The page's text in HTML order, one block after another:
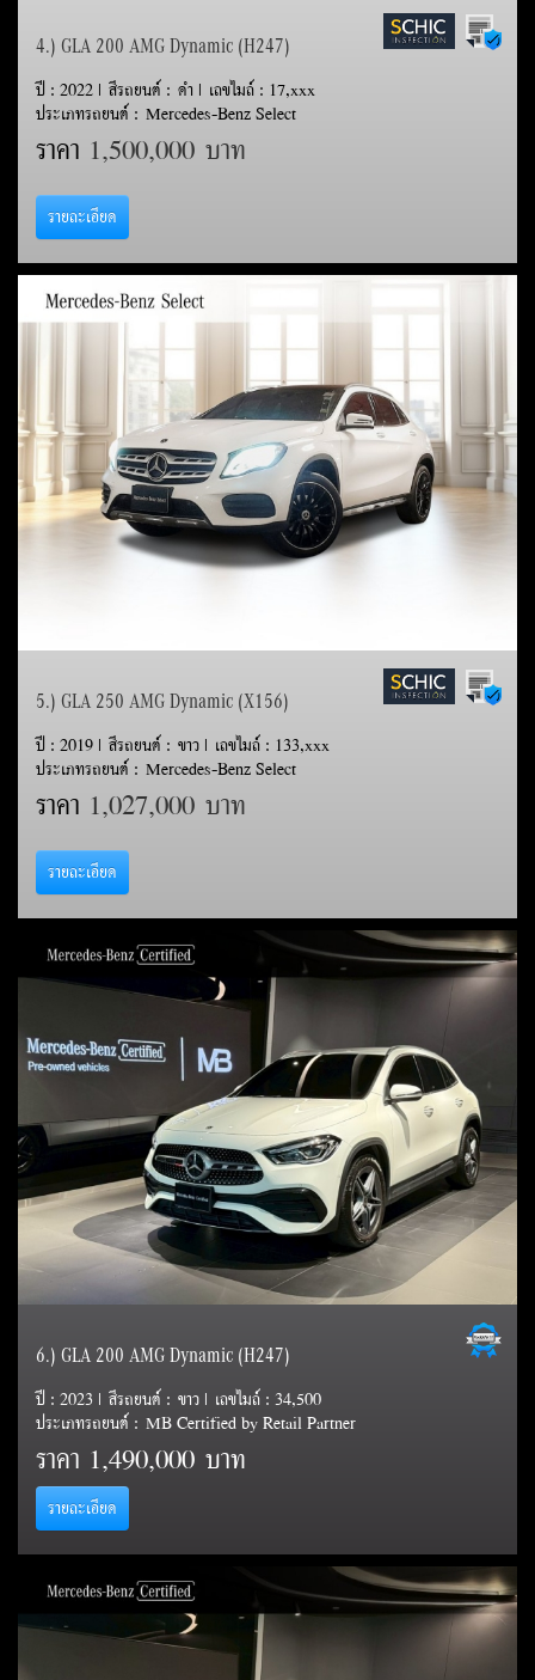
4.) GLA 200 AMG Dynamic (H247)
ปี : 2022 | สีรถยนต์ : ดำ | เลขไมล์ : 17,xxx
ประเภทรถยนต์ : Mercedes-Benz Select
ราคา 1,500,000 บาท
รายละเอียด
5.) GLA 250 AMG Dynamic (X156)
ปี : 2019 | สีรถยนต์ : ขาว | เลขไมล์ : 133,xxx
ประเภทรถยนต์ : Mercedes-Benz Select
ราคา 1,027,000 บาท
รายละเอียด
6.) GLA 200 AMG Dynamic (H247)
ปี : 2023 | สีรถยนต์ : ขาว | เลขไมล์ : 34,500
ประเภทรถยนต์ : MB Certified by Retail Partner
ราคา 1,490,000 บาท
รายละเอียด